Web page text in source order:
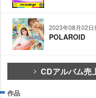
2023年08月02日
POLAROID
CDアルバム売
作品